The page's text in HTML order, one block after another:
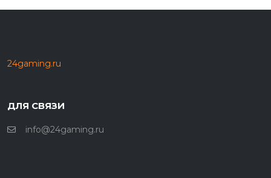
24gaming.ru
ДЛЯ СВЯЗИ
info@24gaming.ru